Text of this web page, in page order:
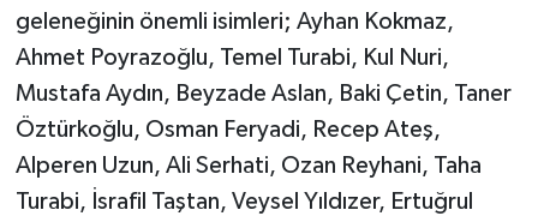
geleneğinin önemli isimleri; Ayhan Kokmaz,
Ahmet Poyrazoğlu, Temel Turabi, Kul Nuri,
Mustafa Aydın, Beyzade Aslan, Baki Çetin, Taner
Öztürkoğlu, Osman Feryadi, Recep Ateş,
Alperen Uzun, Ali Serhati, Ozan Reyhani, Taha
Turabi, İsrafil Taştan, Veysel Yıldızer, Ertuğrul